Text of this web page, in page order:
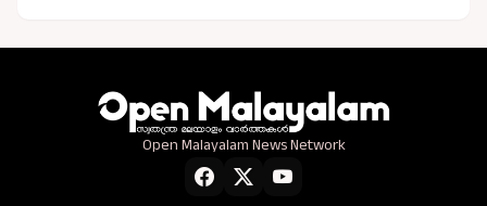
Open Malayalam News Network